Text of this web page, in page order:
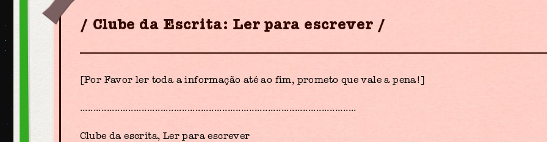
Clube da Escrita: Ler para escrever
[Por Favor ler toda a informação até ao fim, prometo que vale a pena!]
.......................................................................................................
Clube da escrita, Ler para escrever